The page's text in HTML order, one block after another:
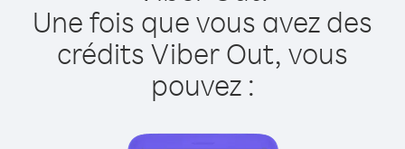
Une fois que vous avez des
crédits Viber Out, vous
pouvez :